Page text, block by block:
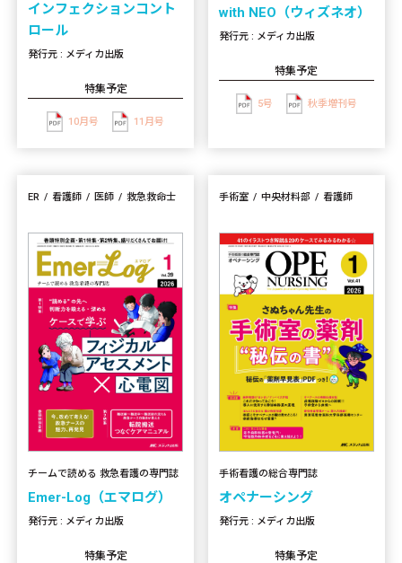
インフェクションコント
ロール
発行元 : メディカ出版
特集予定
10月号 11月号
with NEO（ウィズネオ）
発行元 : メディカ出版
特集予定
5号 秋季増刊号
ER 看護師 医師 救急救命士
チームで読める 救急看護の専門誌
Emer-Log（エマログ）
発行元 : メディカ出版
特集予定
手術室 中央材料部 看護師
手術看護の総合専門誌
オペナーシング
発行元 : メディカ出版
特集予定